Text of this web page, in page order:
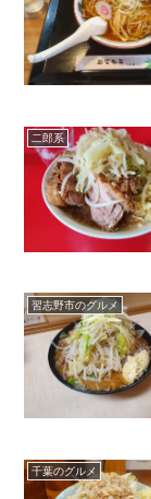
二郎系
習志野市のグルメ
千葉のグルメ